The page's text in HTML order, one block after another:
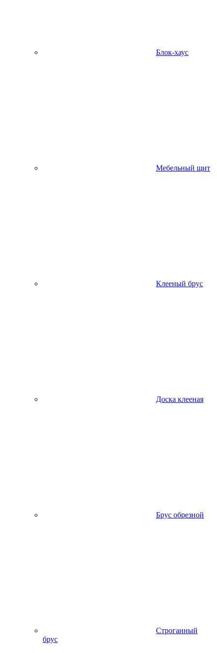
Блок-хаус
Мебельный щит
Клееный брус
Доска клееная
Брус обрезной
Строганный
брус